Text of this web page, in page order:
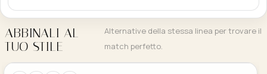
ABBINALI AL
TUO STILE
Alternative della stessa linea per trovare il
match perfetto.
Acquisto Veloce